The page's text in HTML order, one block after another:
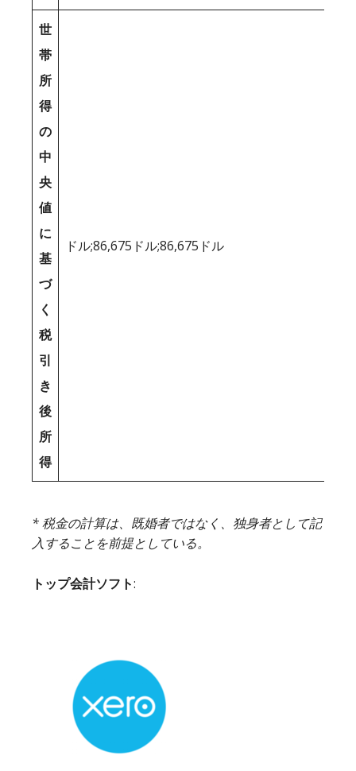
世
帯
所
得
の
中
央
値
に
基
づ
く
税
引
き
後
所
得
ドル;86,675ドル;86,675ドル
* 税金の計算は、既婚者ではなく、独身者として記
入することを前提としている。
トップ会計ソフト: